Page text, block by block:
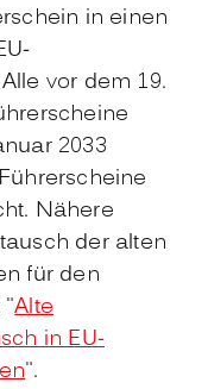
in einen
vor dem 19.
2033
Nähere
der alten
für den
"Alte
in EU-
".